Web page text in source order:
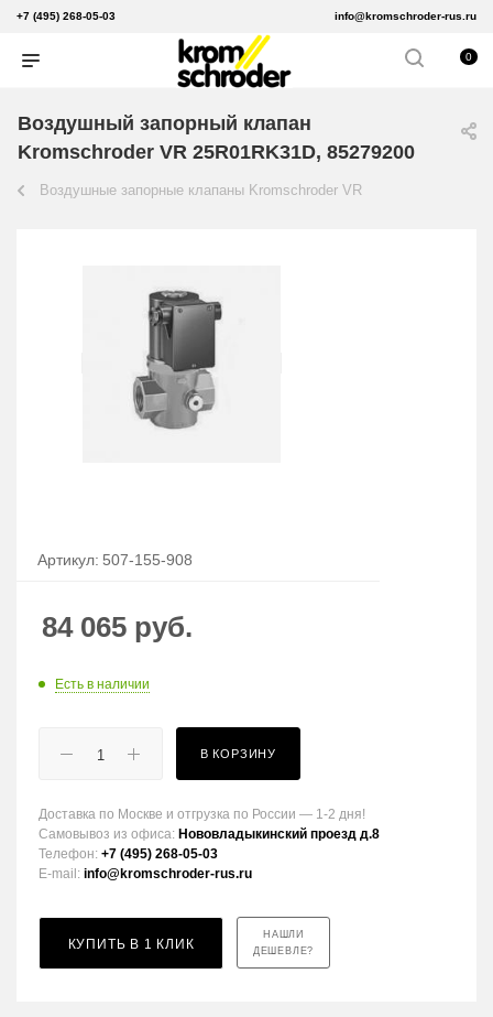
+7 (495) 268-05-03 info@kromschroder-rus.ru
0
Воздушный запорный клапан
Kromschroder VR 25R01RK31D, 85279200
Воздушные запорные клапаны Kromschroder VR
Артикул: 507-155-908
84 065 руб.
Есть в наличии
В КОРЗИНУ
Доставка по Москве и отгрузка по России — 1-2 дня!
Самовывоз из офиса: Нововладыкинский проезд д.8
Телефон: +7 (495) 268-05-03
E-mail: info@kromschroder-rus.ru
КУПИТЬ В 1 КЛИК
НАШЛИ
ДЕШЕВЛЕ?